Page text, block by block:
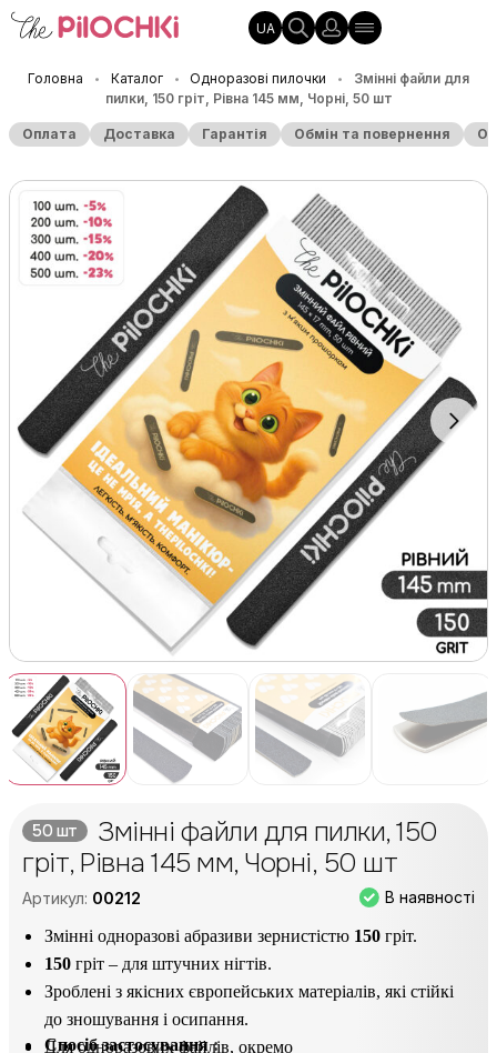
UA
Головна • Каталог • Одноразові пилочки •
Змінні файли для
пилки, 150 гріт, Рівна 145 мм, Чорні, 50 шт
Оплата Доставка Гарантія Обмін та повернення
50 шт
Змінні файли для пилки, 150
гріт, Рівна 145 мм, Чорні, 50 шт
Артикул: 00212 В наявності
Змінні одноразові абразиви зернистістю 150 гріт.
150 гріт – для штучних нігтів.
Зроблені з якісних європейських матеріалів, які стійкі
до зношування і осипання.
Для одноразових файлів, окремо
Спосіб застосування :